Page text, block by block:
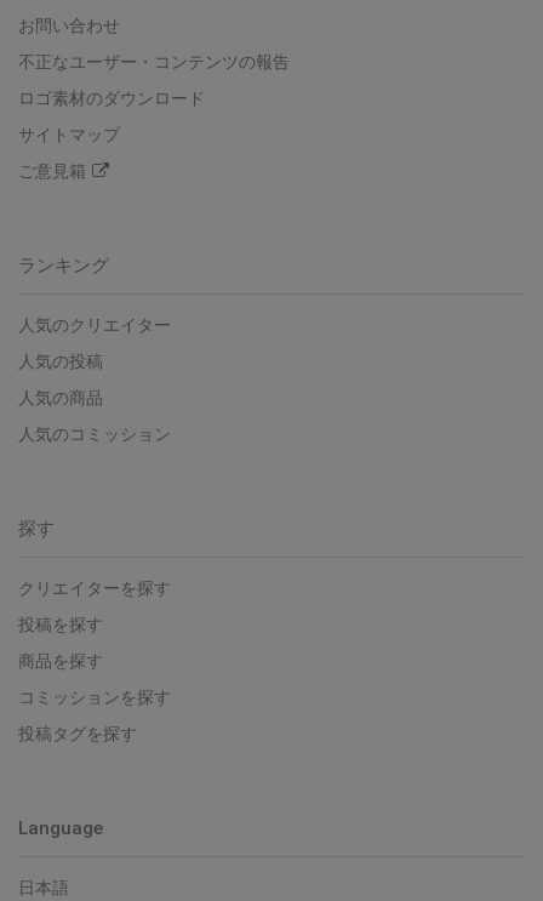
お問い合わせ
不正なユーザー・コンテンツの報告
ロゴ素材のダウンロード
サイトマップ
ご意見箱
ランキング
人気のクリエイター
人気の投稿
人気の商品
人気のコミッション
探す
クリエイターを探す
投稿を探す
商品を探す
コミッションを探す
投稿タグを探す
Language
日本語